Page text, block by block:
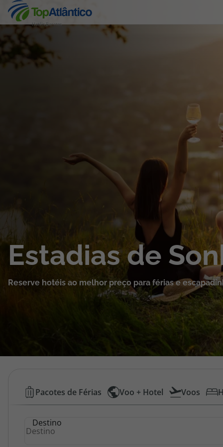
Hotéis Baratos
Destinos
Pacotes de Férias
Cruzeiros
Promoções
Área de Cliente
Estadias de
Reserve hotéis ao melhor preço para férias e
Hotéis
Baratos
Pacotes de Férias Voo + Hotel Voos
Destino